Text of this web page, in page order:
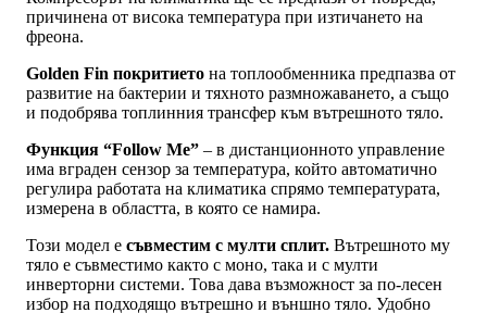
причинена от висока температура при изтичането на
фреона.
Golden Fin покритието на топлообменника предпазва от
развитие на бактерии и тяхното размножаването, а също
и подобрява топлинния трансфер към вътрешното тяло.
Функция “Follow Me” – в дистанционното управление
има вграден сензор за температура, който автоматично
регулира работата на климатика спрямо температурата,
измерена в областта, в която се намира.
Този модел е съвместим с мулти сплит. Вътрешното му
тяло е съвместимо както с моно, така и с мулти
инверторни системи. Това дава възможност за по-лесен
избор на подходящо вътрешно и външно тяло. Удобно